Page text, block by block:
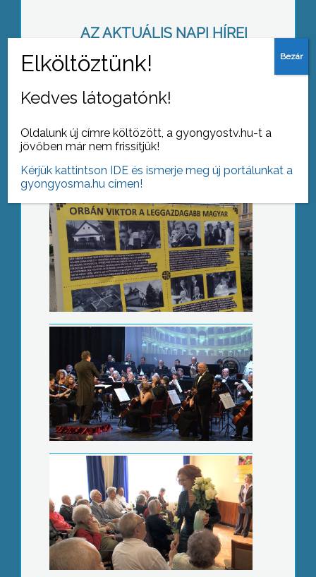
AZ AKTUÁLIS NAPI HÍREI
Operagála
Idősek köszöntése
Kedves látogatónk!
Oldalunk új címre költözött, a gyongyostv.hu-t a
jövőben már nem frissítjük!
Kérjük kattintson IDE és ismerje meg új portálunkat a
gyongyosma.hu címen!